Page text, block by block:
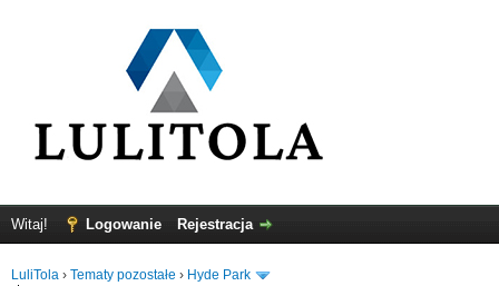
Witaj! Logowanie Rejestracja
LuliTola › Tematy pozostałe › Hyde Park